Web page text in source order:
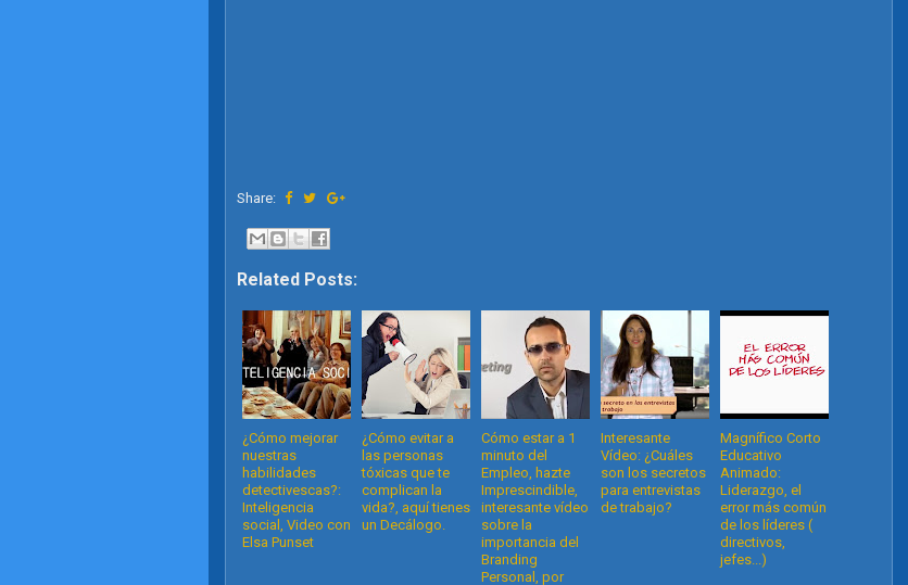
Share:
Related Posts:
¿Cómo mejorar
nuestras
habilidades
detectivescas?:
Inteligencia
social, Video con
Elsa Punset
¿Cómo evitar a
las personas
tóxicas que te
complican la
vida?, aquí tienes
un Decálogo.
Cómo estar a 1
minuto del
Empleo, hazte
Imprescindible,
interesante vídeo
sobre la
importancia del
Branding
Personal, por
Interesante
Vídeo: ¿Cuáles
son los secretos
para entrevistas
de trabajo?
Magnífico Corto
Educativo
Animado:
Liderazgo, el
error más común
de los líderes (
directivos,
jefes...)